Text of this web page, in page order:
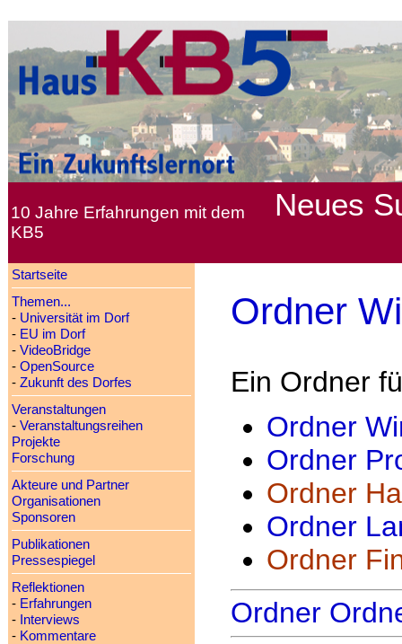
10 Jahre Erfahrungen mit dem
KB5
Neues
Startseite
Themen...
- Universität im Dorf
- EU im Dorf
- VideoBridge
- OpenSource
- Zukunft des Dorfes
Veranstaltungen
- Veranstaltungsreihen
Projekte
Forschung
Akteure und Partner
Organisationen
Sponsoren
Publikationen
Pressespiegel
Reflektionen
- Erfahrungen
- Interviews
- Kommentare
Ordner
Ein Ordner
Ordner
Ordner
Ordner
Ordner
Ordner
Ordner